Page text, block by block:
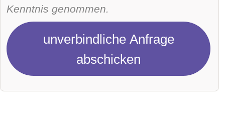
Kenntnis genommen.
unverbindliche Anfrage
abschicken